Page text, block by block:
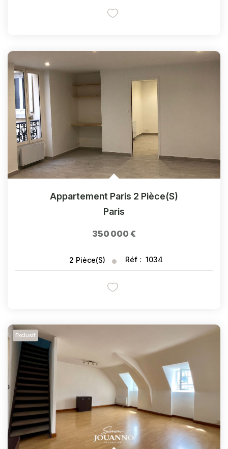
Appartement Paris 2 Pièce(s)
Paris
350 000 €
2 Pièce(s) Réf : 1034
Exclusif